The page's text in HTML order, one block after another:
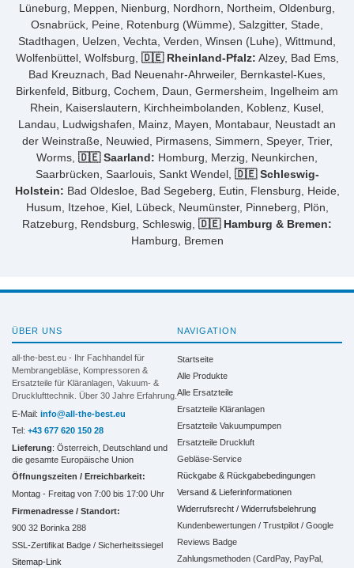
Lüneburg, Meppen, Nienburg, Nordhorn, Northeim, Oldenburg,
Osnabrück, Peine, Rotenburg (Wümme), Salzgitter, Stade,
Stadthagen, Uelzen, Vechta, Verden, Winsen (Luhe), Wittmund,
Wolfenbüttel, Wolfsburg, 🇩🇪 Rheinland-Pfalz: Alzey, Bad Ems,
Bad Kreuznach, Bad Neuenahr-Ahrweiler, Bernkastel-Kues,
Birkenfeld, Bitburg, Cochem, Daun, Germersheim, Ingelheim am
Rhein, Kaiserslautern, Kirchheimbolanden, Koblenz, Kusel,
Landau, Ludwigshafen, Mainz, Mayen, Montabaur, Neustadt an
der Weinstraße, Neuwied, Pirmasens, Simmern, Speyer, Trier,
Worms, 🇩🇪 Saarland: Homburg, Merzig, Neunkirchen,
Saarbrücken, Saarlouis, Sankt Wendel, 🇩🇪 Schleswig-
Holstein: Bad Oldesloe, Bad Segeberg, Eutin, Flensburg, Heide,
Husum, Itzehoe, Kiel, Lübeck, Neumünster, Pinneberg, Plön,
Ratzeburg, Rendsburg, Schleswig, 🇩🇪 Hamburg & Bremen:
Hamburg, Bremen
ÜBER UNS
all-the-best.eu - Ihr Fachhandel für
Membrangebläse, Kompressoren &
Ersatzteile für Kläranlagen, Vakuum- &
Drucklufttechnik. Über 30 Jahre Erfahrung.
E-Mail: info@all-the-best.eu
Tel: +43 677 620 150 28
Lieferung: Österreich, Deutschland und
die gesamte Europäische Union
Öffnungszeiten / Erreichbarkeit:
Montag - Freitag von 7:00 bis 17:00 Uhr
Firmenadresse / Standort:
900 32 Borinka 288
SSL-Zertifikat Badge / Sicherheitssiegel
Sitemap-Link
NAVIGATION
Startseite
Alle Produkte
Alle Ersatzteile
Ersatzteile Kläranlagen
Ersatzteile Vakuumpumpen
Ersatzteile Druckluft
Gebläse-Service
Rückgabe & Rückgabebedingungen
Versand & Lieferinformationen
Widerrufsrecht / Widerrufsbelehrung
Kundenbewertungen / Trustpilot / Google
Reviews Badge
Zahlungsmethoden (CardPay, PayPal,